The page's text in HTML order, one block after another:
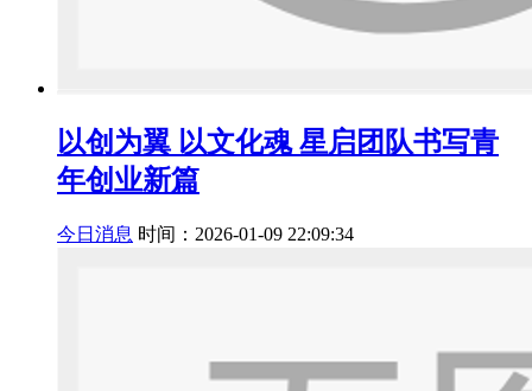
以创为翼 以文化魂 星启团队书写青
年创业新篇
今日消息 时间：2026-01-09 22:09:34